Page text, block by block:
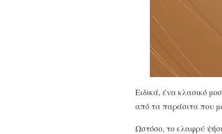
Ειδικά, ένα κλασικό
από τα παράσιτα που
Ωστόσο, το ελαφρύ